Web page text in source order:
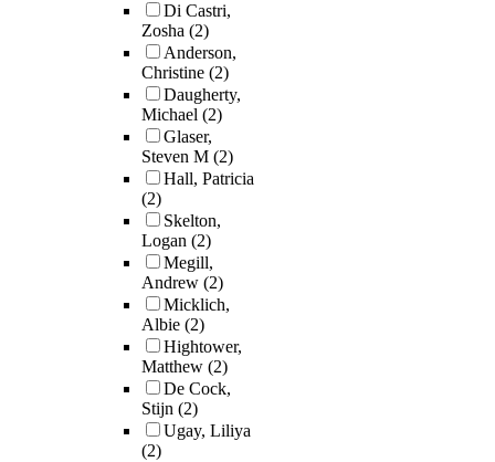
Di Castri,
Zosha (2)
Anderson,
Christine (2)
Daugherty,
Michael (2)
Glaser,
Steven M (2)
Hall, Patricia
(2)
Skelton,
Logan (2)
Megill,
Andrew (2)
Micklich,
Albie (2)
Hightower,
Matthew (2)
De Cock,
Stijn (2)
Ugay, Liliya
(2)